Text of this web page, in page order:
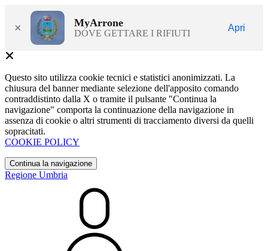
× MyArrone
DOVE GETTARE I RIFIUTI
Apri
Questo sito utilizza cookie tecnici e statistici anonimizzati. La
chiusura del banner mediante selezione dell'apposito comando
contraddistinto dalla X o tramite il pulsante "Continua la
navigazione" comporta la continuazione della navigazione in
assenza di cookie o altri strumenti di tracciamento diversi da quelli
sopracitati.
COOKIE POLICY
Continua la navigazione
Regione Umbria